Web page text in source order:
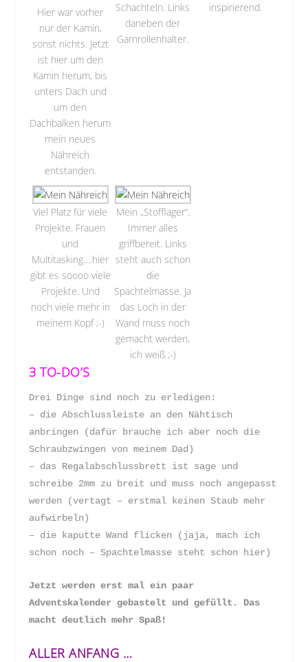
Hier war vorher
nur der Kamin,
sonst nichts. Jetzt
ist hier um den
Kamin herum, bis
unters Dach und
um den
Dachbalken herum
mein neues
Nähreich
entstanden.
Schachteln. Links
daneben der
Garnrollenhalter.
inspirierend.
Viel Platz für viele
Projekte. Frauen
und
Multitasking….hier
gibt es soooo viele
Projekte. Und
noch viele mehr in
meinem Kopf ;-)
Mein „Stofflager“.
Immer alles
griffbereit. Links
steht auch schon
die
Spachtelmasse. Ja
das Loch in der
Wand muss noch
gemacht werden,
ich weiß ;-)
3 TO-DO’S
Drei Dinge sind noch zu erledigen:
– die Abschlussleiste an den Nähtisch
anbringen (dafür brauche ich aber noch die
Schraubzwingen von meinem Dad)
– das Regalabschlussbrett ist sage und
schreibe 2mm zu breit und muss noch angepasst
werden (vertagt – erstmal keinen Staub mehr
aufwirbeln)
– die kaputte Wand flicken (jaja, mach ich
schon noch – Spachtelmasse steht schon hier)
Jetzt werden erst mal ein paar
Adventskalender gebastelt und gefüllt. Das
macht deutlich mehr Spaß!
ALLER ANFANG …